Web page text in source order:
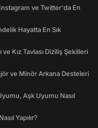
ve Twitter'da En
Hayatta En Sık
ve Kız Tavlası Diziliş Şekilleri
ve Minör Arkana Desteleri
Aşk Uyumu Nasıl
Yapılır?